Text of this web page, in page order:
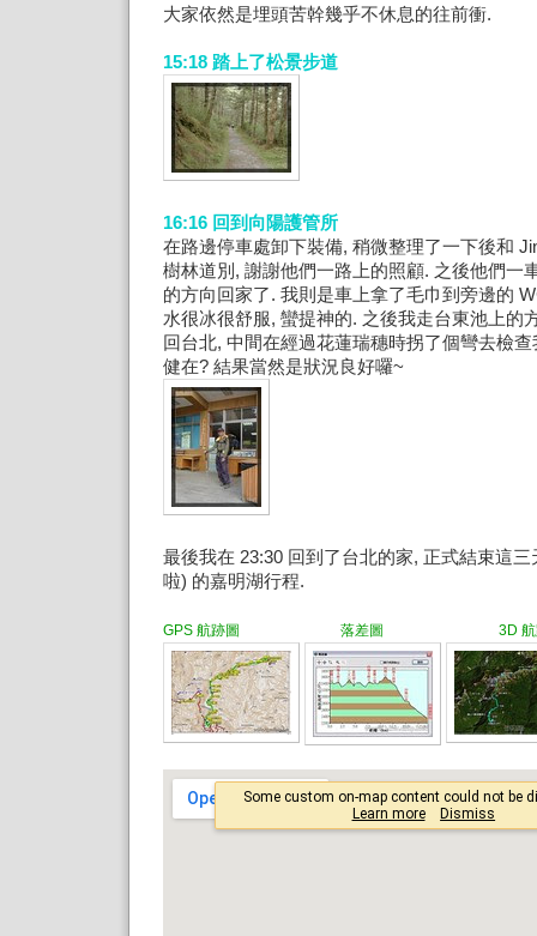
大家依然是埋頭苦幹幾乎不休息的往前衝.
15:18 踏上了松景步道
16:16 回到向陽護管所
在路邊停車處卸下裝備, 稍微整理了一下後和
樹林道別, 謝謝他們一路上的照顧. 之後他們一
的方向回家了. 我則是車上拿了毛巾到旁邊的
水很冰很舒服, 蠻提神的. 之後我走台東池上的
回台北, 中間在經過花蓮瑞穗時拐了個彎去檢
健在? 結果當然是狀況良好囉~
最後我在 23:30 回到了台北的家, 正式結束這
啦) 的嘉明湖行程.
GPS 航跡圖 落差圖 3D 航跡